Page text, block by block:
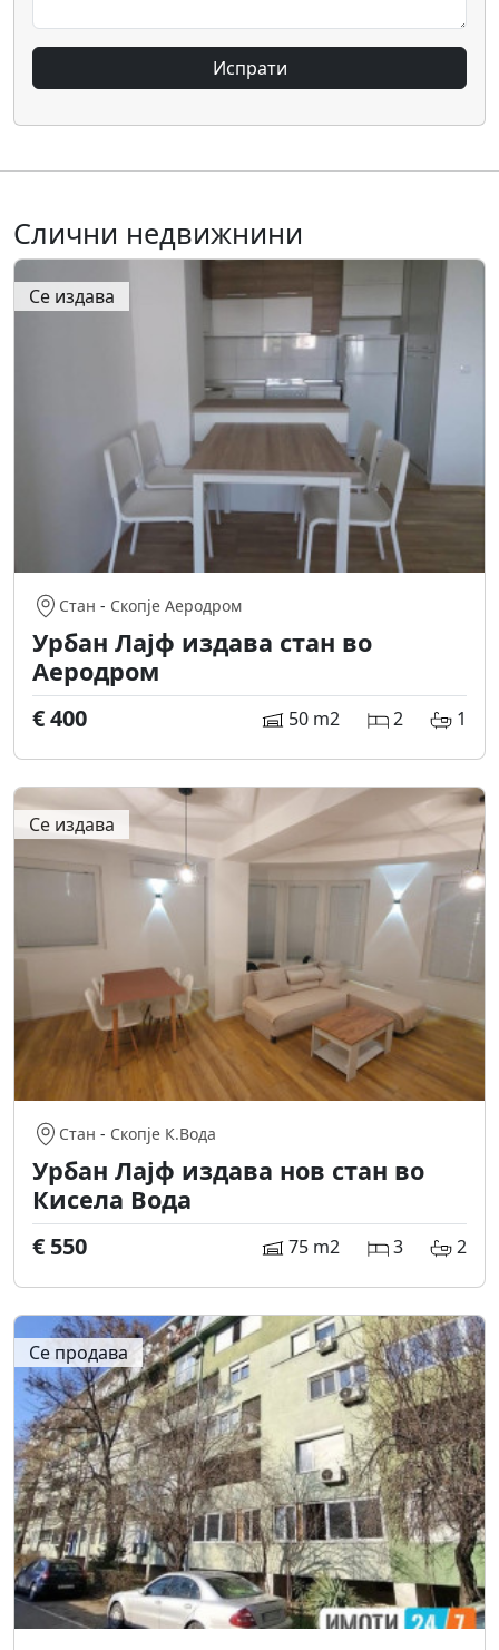
Испрати
Слични недвижнини
Се издава
Стан - Скопје Аеродром
Урбан Лајф издава стан во
Аеродром
€ 400 50 m2 2 1
Се издава
Стан - Скопје К.Вода
Урбан Лајф издава нов стан во
Кисела Вода
€ 550 75 m2 3 2
Се продава